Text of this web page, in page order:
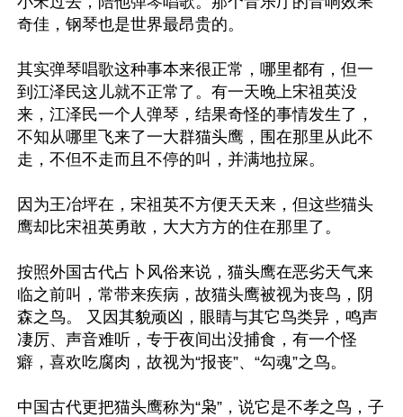
奇佳，钢琴也是世界最昂贵的。
其实弹琴唱歌这种事本来很正常，哪里都有，但一
到江泽民这儿就不正常了。有一天晚上宋祖英没
来，江泽民一个人弹琴，结果奇怪的事情发生了，
不知从哪里飞来了一大群猫头鹰，围在那里从此不
走，不但不走而且不停的叫，并满地拉屎。
因为王冶坪在，宋祖英不方便天天来，但这些猫头
鹰却比宋祖英勇敢，大大方方的住在那里了。
按照外国古代占卜风俗来说，猫头鹰在恶劣天气来
临之前叫，常带来疾病，故猫头鹰被视为丧鸟，阴
森之鸟。 又因其貌顽凶，眼睛与其它鸟类异，鸣声
凄厉、声音难听，专于夜间出没捕食，有一个怪
癖，喜欢吃腐肉，故视为“报丧”、“勾魂”之鸟。
中国古代更把猫头鹰称为“枭”，说它是不孝之鸟，子